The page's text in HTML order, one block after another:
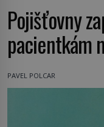
Pojišťovny
pacientkám
PAVEL POLCAR